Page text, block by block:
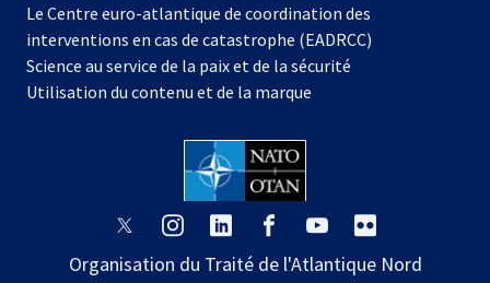
nouvel
onglet
dans
un
nouvel
onglet
Le Centre euro-atlantique de coordination des
interventions en cas de catastrophe (EADRCC)
Science au service de la paix et de la sécurité
Utilisation du contenu et de la marque
s’ouvre
un
s’ouvre
un
s’ouvre
un
s’ouvre
un
s’ouvre
un
un
Organisation du Traité de l'Atlantique Nord